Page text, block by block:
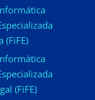
(FiFE)
(FiFE)